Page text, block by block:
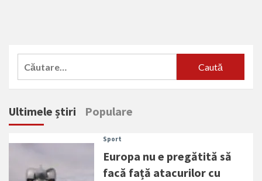
Caută
Ultimele știri Populare
Sport
Europa nu e pregătită să
facă față atacurilor cu